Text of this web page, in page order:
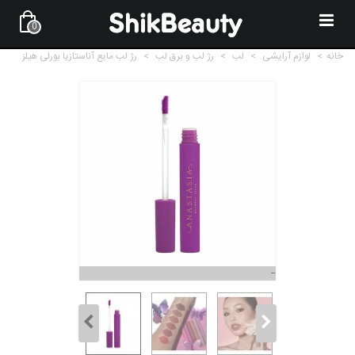
0
خانه > لوازم آرایشی > لب > رژ لب و برق لب > رژ لب مایع آناستازیا بورلی هیلز